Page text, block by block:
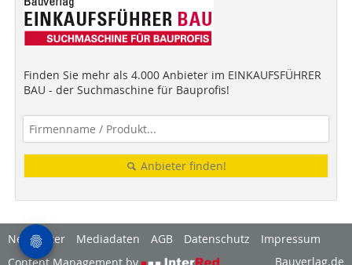
Finden Sie mehr als 4.000 Anbieter im EINKAUFSFÜHRER
BAU - der Suchmaschine für Bauprofis!
Anbieter finden!
Newsletter Mediadaten AGB Datenschutz
Impressum
Bauverlag.de